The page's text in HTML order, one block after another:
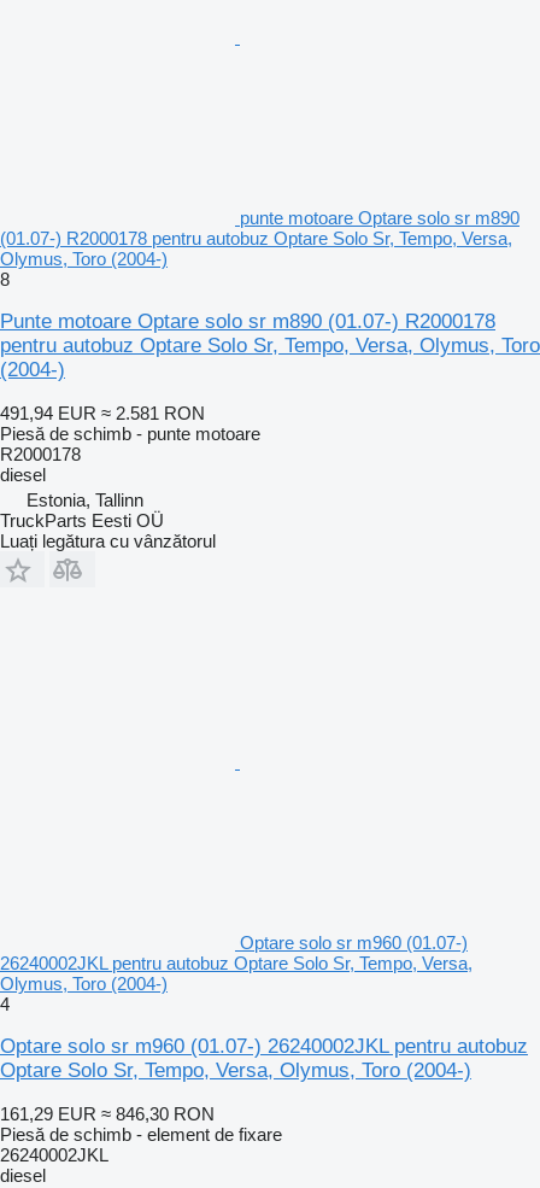
punte motoare Optare solo sr m890
(01.07-) R2000178 pentru autobuz Optare Solo Sr, Tempo, Versa,
Olymus, Toro (2004-)
8
Punte motoare Optare solo sr m890 (01.07-) R2000178
pentru autobuz Optare Solo Sr, Tempo, Versa, Olymus, Toro
(2004-)
491,94 EUR ≈ 2.581 RON
Piesă de schimb - punte motoare
R2000178
diesel
Estonia, Tallinn
TruckParts Eesti OÜ
Luați legătura cu vânzătorul
Optare solo sr m960 (01.07-)
26240002JKL pentru autobuz Optare Solo Sr, Tempo, Versa,
Olymus, Toro (2004-)
4
Optare solo sr m960 (01.07-) 26240002JKL pentru autobuz
Optare Solo Sr, Tempo, Versa, Olymus, Toro (2004-)
161,29 EUR ≈ 846,30 RON
Piesă de schimb - element de fixare
26240002JKL
diesel